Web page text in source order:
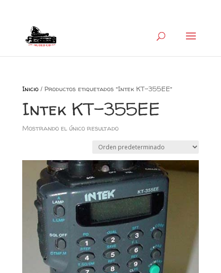
Inicio/ Productos etiquetados “Intek KT-355EE”
Intek KT-355EE
Mostrando el único resultado